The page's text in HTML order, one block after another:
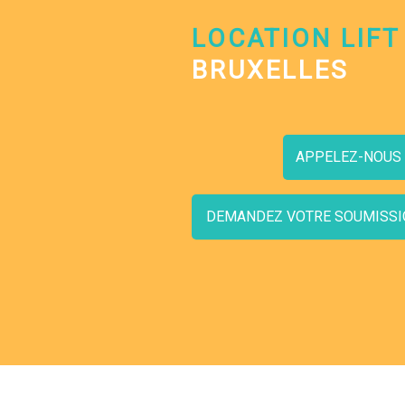
LOCATION LIFT
BRUXELLES
APPELEZ-NOUS
DEMANDEZ VOTRE